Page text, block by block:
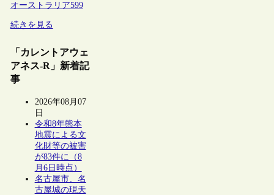
オーストラリア599
続きを見る
「カレントアウェ
アネス-R」新着記
事
2026年08月07
日
令和8年熊本
地震による文
化財等の被害
が83件に（8
月6日時点）
名古屋市、名
古屋城の現天